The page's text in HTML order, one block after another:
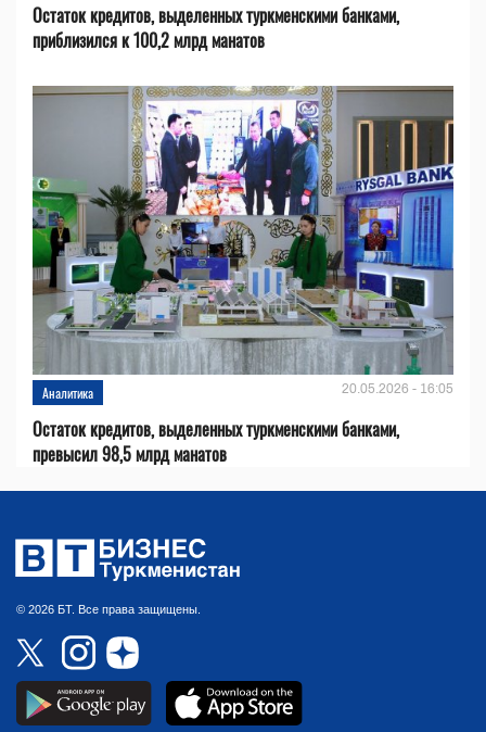
Остаток кредитов, выделенных туркменскими банками,
приблизился к 100,2 млрд манатов
Аналитика 20.05.2026 - 16:05
Остаток кредитов, выделенных туркменскими банками,
превысил 98,5 млрд манатов
© 2026 БТ. Все права защищены.